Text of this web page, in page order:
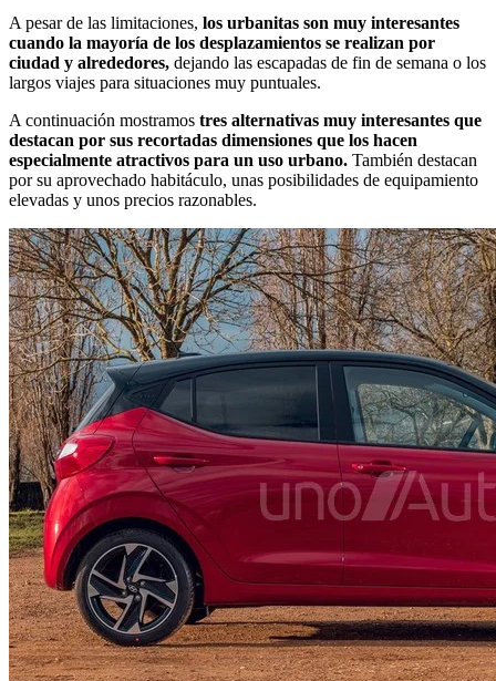
A pesar de las limitaciones, los urbanitas son muy interesantes
cuando la mayoría de los desplazamientos se realizan por
ciudad y alrededores, dejando las escapadas de fin de semana o los
largos viajes para situaciones muy puntuales.
A continuación mostramos tres alternativas muy interesantes que
destacan por sus recortadas dimensiones que los hacen
especialmente atractivos para un uso urbano. También destacan
por su aprovechado habitáculo, unas posibilidades de equipamiento
elevadas y unos precios razonables.